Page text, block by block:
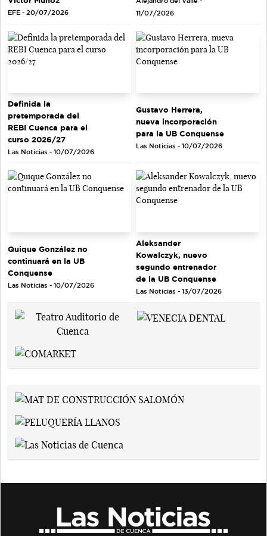
EFE - 20/07/2026
11/07/2026
Definida la
pretemporada del
REBI Cuenca para el
curso 2026/27
Las Noticias - 10/07/2026
Gustavo Herrera,
nueva incorporación
para la UB Conquense
Las Noticias - 10/07/2026
Quique González no
continuará en la UB
Conquense
Las Noticias - 10/07/2026
Aleksander
Kowalczyk, nuevo
segundo entrenador
de la UB Conquense
Las Noticias - 13/07/2026